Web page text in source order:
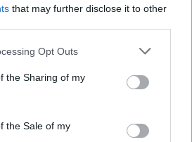
that may further disclose it to other
app uses one or more Google
usage behaviour. You may click to
Google and its third-party tags to
specified purposes in below Google
Opt Outs
the Sharing of my
the Sale of my